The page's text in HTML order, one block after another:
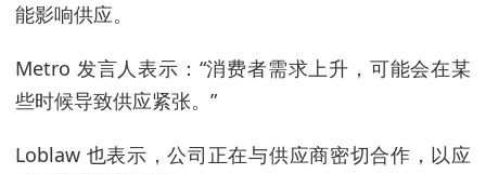
能影响供应。
Metro 发言人表示：“消费者需求上升，可能会在某
些时候导致供应紧张。”
Loblaw 也表示，公司正在与供应商密切合作，以应